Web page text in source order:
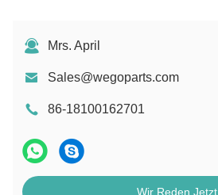
Mrs. April
Sales@wegoparts.com
86-18100162701
Wir Reden Jetzt.